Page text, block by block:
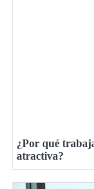
¿Por qué
atractiva?